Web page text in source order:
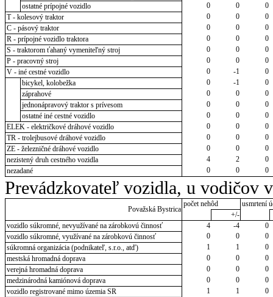
ostatné prípojné vozidlo
0 0
0
T - kolesový traktor
0 0
0
C - pásový traktor
0 0
0
R - prípojné vozidlo traktora
0 0
0
S - traktorom ťahaný vymeniteľný stroj
0 0
0
P - pracovný stroj
0 0
0
V - iné cestné vozidlo
0 -1
0
bicykel, kolobežka
0 -1
0
záprahové
0 0
0
jednonápravový traktor s prívesom
0 0
0
ostatné iné cestné vozidlo
0 0
0
ELEK - električkové dráhové vozidlo
0 0
0
TR - trolejbusové dráhové vozidlo
0 0
0
ZE - železničné dráhové vozidlo
0 0
0
nezistený druh cestného vozidla
4 2
0
nezadané
0 0 0
Prevádzkovateľ vozidla, u vodičov
Považská Bystrica
počet nehôd
usmrtení
+/-
vozidlo súkromné, nevyužívané na zárobkovú činnosť
4 -4
0
vozidlo súkromné, využívané na zárobkovú činnosť
0 0
0
súkromná organizácia (podnikateľ, s.r.o., atď)
1 1
0
mestská hromadná doprava
0 0
0
verejná hromadná doprava
0 0
0
medzinárodná kamiónová doprava
0 0
0
vozidlo registrované mimo územia SR
1 1
0